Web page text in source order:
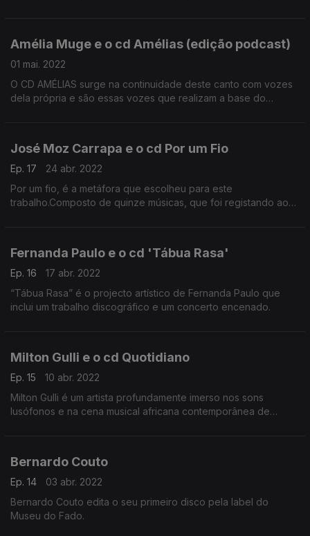
Amélia Muge e o cd Amélias (edição podcast)
01 mai. 2022
O CD AMÉLIAS surge na continuidade deste canto com vozes
dela própria e são essas vozes que realizam a base do
José Moz Carrapa e o cd Por um Fio
Ep. 17
24 abr. 2022
Por um fio, é a metáfora que escolheu para este
trabalho.Composto de quinze músicas, que foi registando ao
Fernanda Paulo e o cd 'Tábua Rasa'
Ep. 16
17 abr. 2022
“Tábua Rasa” é o projecto artístico de Fernanda Paulo que
inclui um trabalho discográfico e um concerto encenado.
Milton Gulli e o cd Quotidiano
Ep. 15
10 abr. 2022
Milton Gulli é um artista profundamente imerso nos sons
lusófonos e na cena musical africana contemporânea de
Bernardo Couto
Ep. 14
03 abr. 2022
Bernardo Couto edita o seu primeiro disco pela label do
Museu do Fado.